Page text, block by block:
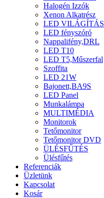
Halogén Izzók
Xenon Alkatrész
LED VILÁGÍTÁS
LED fényszóró
Nappalifény,DRL
LED T10
LED T5,Műszerfal
Szoffita
LED 21W
Bajonett,BA9S
LED Panel
Munkalámpa
MULTIMÉDIA
Monitorok
Tetőmonitor
Tetőmonitor DVD
ÜLÉSFŰTÉS
Ülésfűtés
Referenciák
Üzletünk
Kapcsolat
Kosár